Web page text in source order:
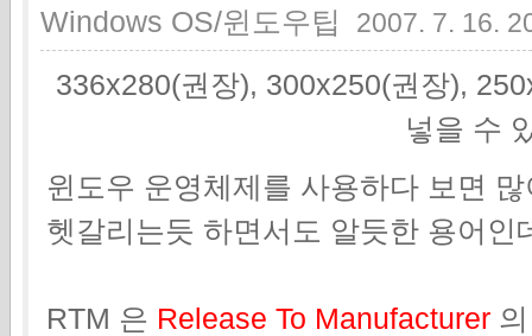
Windows OS/윈도우팁 2007. 7. 16.
336x280(권장), 300x250(권장),
넣을 수
윈도우 운영체제를 사용하다 보면
헷갈리는듯 하면서도 알듯한 용어
RTM 은 Release To Manufacturer